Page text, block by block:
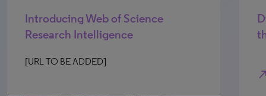
Introducing Web of Science
Research Intelligence
[URL TO BE ADDED]